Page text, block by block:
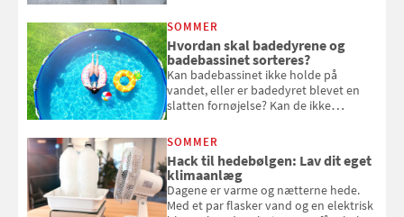
at bede naboen om at vande eller
komme hjem til døde planter
SOMMER
Hvordan skal badedyrene og
badebassinet sorteres?
Kan badebassinet ikke holde på
vandet, eller er badedyret blevet en
slatten fornøjelse? Kan de ikke
opmærksom, når du smider
badebassinet eller et badedyr ud
SOMMER
Hack til hedebølgen: Lav dit eget
klimaanlæg
Dagene er varme og nætterne hede.
Med et par flasker vand og en elektrisk